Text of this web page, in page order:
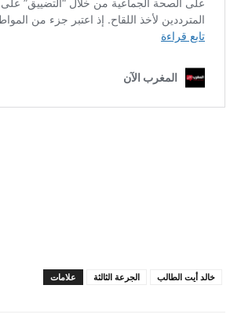
علامات الجرعة الثالثة خالد أيت الطالب